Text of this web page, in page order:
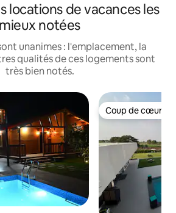
locations de vacances les
mieux notées
unanimes : l'emplacement, la
qualités de ces logements sont
très bien notés.
Coup de cœur
Coup de cœur